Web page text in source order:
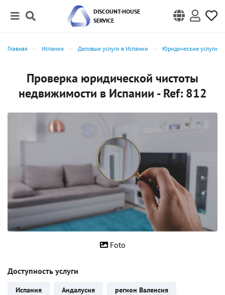
DISCOUNT-HOUSE
SERVICE
Главная Испания Деловые услуги в Испании Юридические услуги в
Проверка юридической чистоты
недвижимости в Испании - Ref: 812
Foto
Доступность услуги
Испания Андалусия регион Валенсия